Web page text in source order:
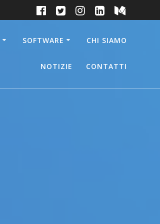
SOFTWARE CHI SIAMO
NOTIZIE CONTATTI